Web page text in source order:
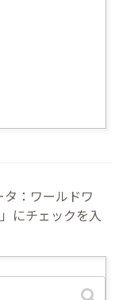
：ワールドワ
にチェックを入